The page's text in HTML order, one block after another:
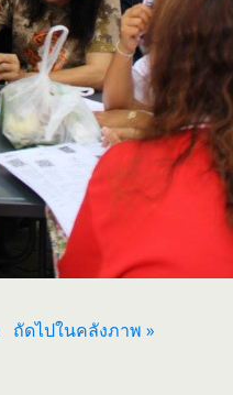
ถัดไปในคลังภาพ »